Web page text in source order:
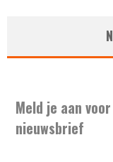
Meld je aan
nieuwsbrief